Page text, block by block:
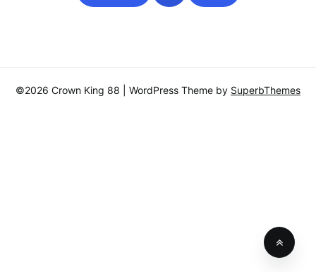
©2026 Crown King 88 | WordPress Theme by SuperbThemes